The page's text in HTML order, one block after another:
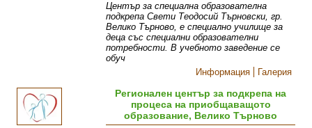
Център за специална образователна
подкрепа Свети Теодосий Търновски, гр.
Велико Търново, е специално училище за
деца със специални образователни
потребности. В учебното заведение се
обуч
Информация
Галерия
Регионален център за подкрепа на
процеса на приобщаващото
образование, Велико Търново